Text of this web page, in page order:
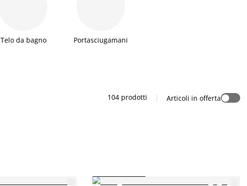
Telo da bagno Portasciugamani
104 prodotti | Articoli in offerta